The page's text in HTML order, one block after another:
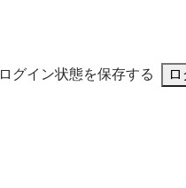
ログイン状態を保存する